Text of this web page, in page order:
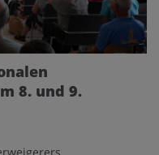
8. und 9.